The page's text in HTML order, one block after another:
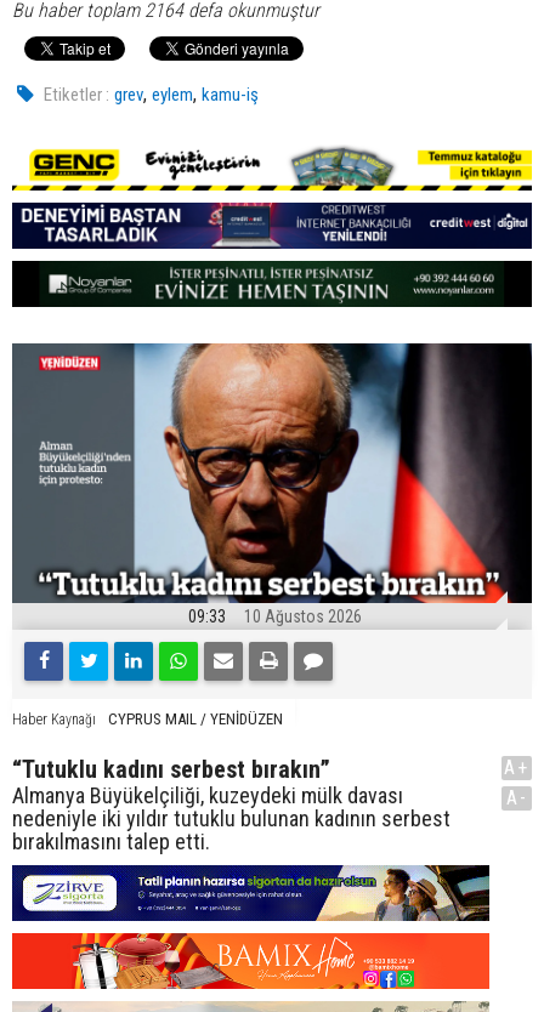
Bu haber toplam 2164 defa okunmuştur
Etiketler : grev,eylem,kamu-iş
09:33 10 Ağustos 2026
Haber Kaynağı CYPRUS MAIL / YENİDÜZEN
“Tutuklu kadını serbest bırakın”
Almanya Büyükelçiliği, kuzeydeki mülk davası
nedeniyle iki yıldır tutuklu bulunan kadının serbest
bırakılmasını talep etti.
A+
A-